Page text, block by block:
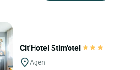
Cit'Hotel Stim'otel
Agen